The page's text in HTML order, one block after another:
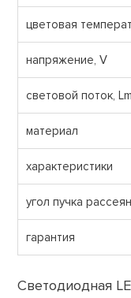
цветовая
напряжение, V
световой поток, Lm
материал
характеристики
угол пучка
гарантия
Светодиодная